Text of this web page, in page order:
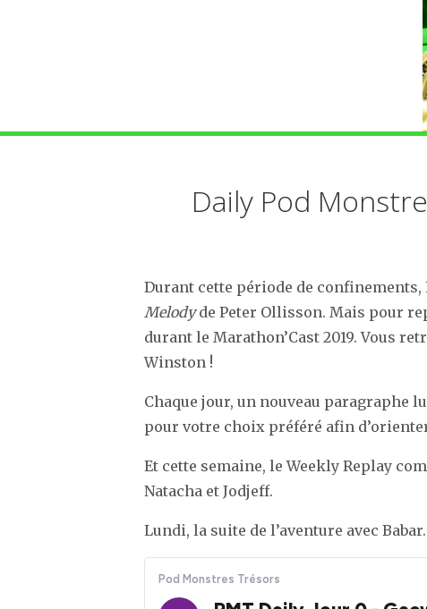
Daily Pod
Durant cette période de confinements,
Melodyde Peter Ollisson. Mais pour
durant le Marathon’Cast 2019. Vous
Winston !
Chaque jour, un nouveau paragraphe
pour votre choix préféré afin
Et cette semaine, le Weekly Replay
Natacha et Jodjeff.
Lundi, la suite de l’aventure avec